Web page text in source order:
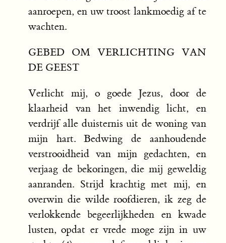
aanroepen, en uw troost lankmoedig af te
wachten.
GEBED OM VERLICHTING VAN
DE GEEST
Verlicht mij, o goede Jezus, door de
klaarheid van het inwendig licht, en
verdrijf alle duisternis uit de woning van
mijn hart. Bedwing de aanhoudende
verstrooidheid van mijn gedachten, en
verjaag de bekoringen, die mij geweldig
aanranden. Strijd krachtig met mij, en
overwin die wilde roofdieren, ik zeg de
verlokkende begeerlijkheden en kwade
lusten, opdat er vrede moge zijn in uw